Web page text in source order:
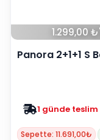
1.299,00
Panora 2+1+1 S
Zam yok 2025
Sepette: 11.691,00₺